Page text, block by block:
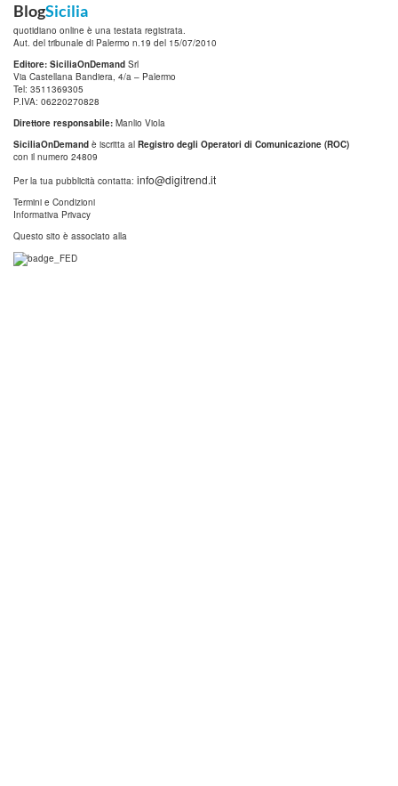
BlogSicilia
quotidiano online è una testata registrata.
Aut. del tribunale di Palermo n.19 del 15/07/2010
Editore: SiciliaOnDemand Srl
Via Castellana Bandiera, 4/a – Palermo
Tel: 3511369305
P.IVA: 06220270828
Direttore responsabile: Manlio Viola
SiciliaOnDemand è iscritta al Registro degli Operatori di Comunicazione (ROC)
con il numero 24809
Per la tua pubblicità contatta: info@digitrend.it
Termini e Condizioni
Informativa Privacy
Questo sito è associato alla